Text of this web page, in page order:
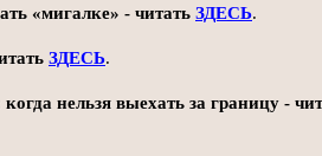
«мигалке» - читать ЗДЕСЬ.
ЗДЕСЬ.
нельзя выехать за границу -